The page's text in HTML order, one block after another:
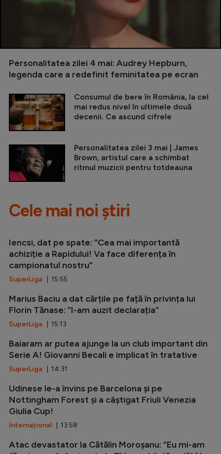
Personalitatea zilei 4 mai: Audrey Hepburn,
legenda care a redefinit feminitatea pe ecran
Consumul de bere în România, la cel
mai redus nivel în ultimele două
decenii. Ce ascund cifrele
Personalitatea zilei 3 mai | James
Brown, artistul care a schimbat
ritmul muzicii pentru totdeauna
Cele mai noi știri
Iencsi, dat pe spate: ”Cea mai importantă
achiziție a Rapidului! Va face diferența în
campionatul nostru”
SuperLiga | 15:55
Marius Baciu a dat cărțile pe față în privința lui
Florin Tănase: ”I-am auzit declarația”
SuperLiga | 15:13
Baiaram ar putea ajunge la un club important din
Serie A! Giovanni Becali e implicat în tratative
SuperLiga | 14:31
Udinese le-a învins pe Barcelona și pe
Nottingham Forest și a câștigat Friuli Venezia
Giulia Cup!
Internațional | 13:58
Atac devastator la Cătălin Moroșanu: ”Eu mi-am